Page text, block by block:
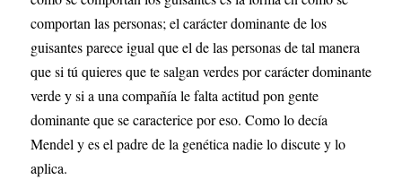
comportan las personas; el carácter dominante de los
guisantes parece igual que el de las personas de tal manera
que si tú quieres que te salgan verdes por carácter dominante
verde y si a una compañía le falta actitud pon gente
dominante que se caracterice por eso. Como lo decía
Mendel y es el padre de la genética nadie lo discute y lo
aplica.